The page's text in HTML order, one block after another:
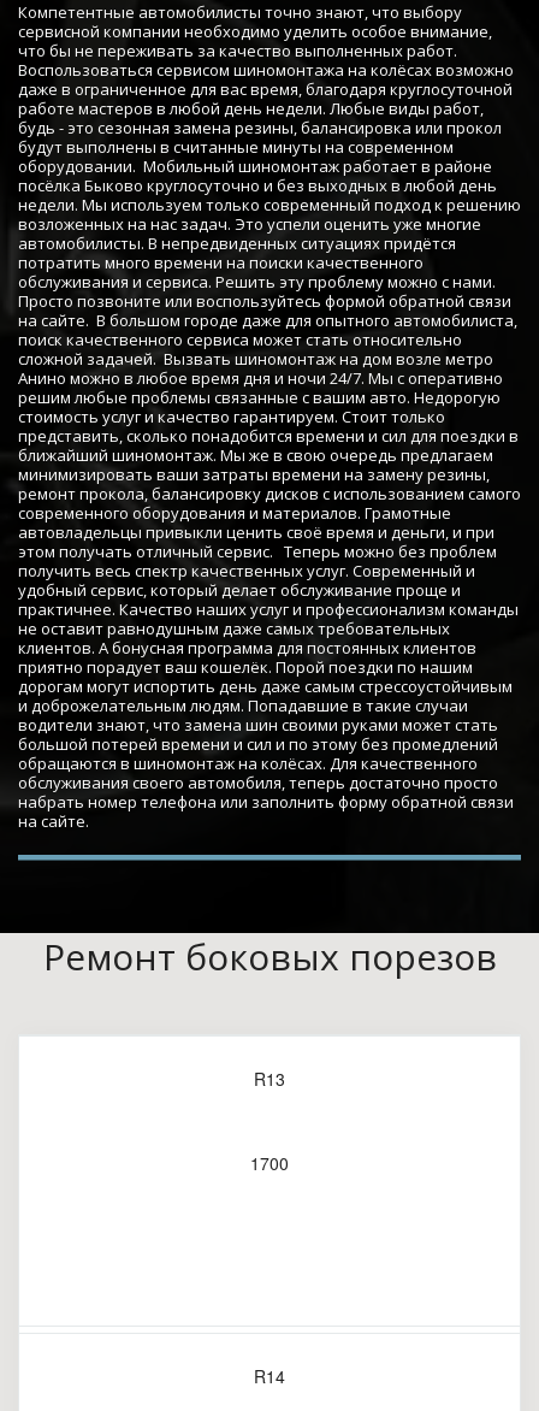
Компетентные автомобилисты точно знают, что выбору
сервисной компании необходимо уделить особое внимание,
что бы не переживать за качество выполненных работ.
Воспользоваться сервисом шиномонтажа на колёсах возможно
даже в ограниченное для вас время, благодаря круглосуточной
работе мастеров в любой день недели. Любые виды работ,
будь - это сезонная замена резины, балансировка или прокол
будут выполнены в считанные минуты на современном
оборудовании.  Мобильный шиномонтаж работает в районе
посёлка Быково круглосуточно и без выходных в любой день
недели. Мы используем только современный подход к решению
возложенных на нас задач. Это успели оценить уже многие
автомобилисты. В непредвиденных ситуациях придётся
потратить много времени на поиски качественного
обслуживания и сервиса. Решить эту проблему можно с нами.
Просто позвоните или воспользуйтесь формой обратной связи
на сайте.  В большом городе даже для опытного автомобилиста,
поиск качественного сервиса может стать относительно
сложной задачей.  Вызвать шиномонтаж на дом возле метро
Анино можно в любое время дня и ночи 24/7. Мы с оперативно
решим любые проблемы связанные с вашим авто. Недорогую
стоимость услуг и качество гарантируем. Стоит только
представить, сколько понадобится времени и сил для поездки в
ближайший шиномонтаж. Мы же в свою очередь предлагаем
минимизировать ваши затраты времени на замену резины,
ремонт прокола, балансировку дисков с использованием самого
современного оборудования и материалов. Грамотные
автовладельцы привыкли ценить своё время и деньги, и при
этом получать отличный сервис.   Теперь можно без проблем
получить весь спектр качественных услуг. Современный и
удобный сервис, который делает обслуживание проще и
практичнее. Качество наших услуг и профессионализм команды
не оставит равнодушным даже самых требовательных
клиентов. А бонусная программа для постоянных клиентов
приятно порадует ваш кошелёк. Порой поездки по нашим
дорогам могут испортить день даже самым стрессоустойчивым
и доброжелательным людям. Попадавшие в такие случаи
водители знают, что замена шин своими руками может стать
большой потерей времени и сил и по этому без промедлений
обращаются в шиномонтаж на колёсах. Для качественного
обслуживания своего автомобиля, теперь достаточно просто
набрать номер телефона или заполнить форму обратной связи
на сайте.
Ремонт боковых порезов
R13
1700
R14